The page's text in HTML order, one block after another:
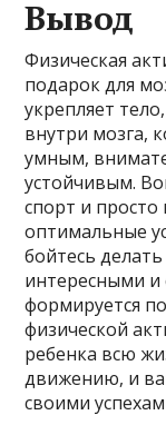
Вывод
Физическая
подарок для
укрепляет
внутри мозга,
умным,
устойчивым.
спорт и
оптимальные
бойтесь
интересными
формируется
физической
ребенка всю
движению, и
своими